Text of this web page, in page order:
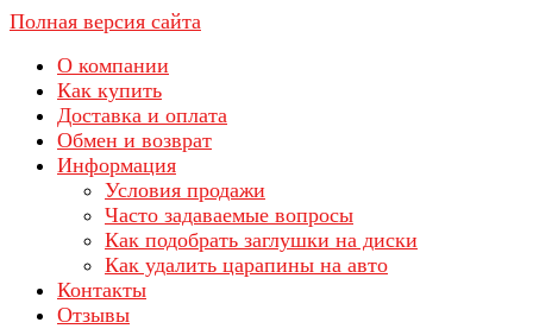
Полная версия сайта
О компании
Как купить
Доставка и оплата
Обмен и возврат
Информация
Условия продажи
Часто задаваемые вопросы
Как подобрать заглушки на диски
Как удалить царапины на авто
Контакты
Отзывы